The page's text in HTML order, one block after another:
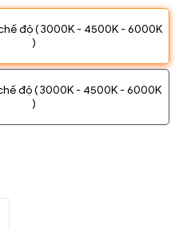
độ ( 3000K - 4500K - 6000K
)
độ ( 3000K - 4500K - 6000K
)